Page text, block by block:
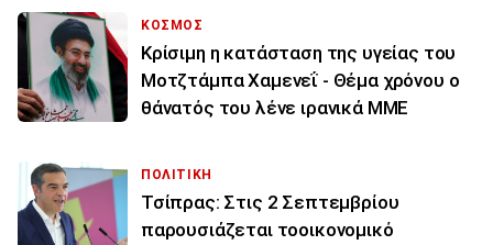
ΚΟΣΜΟΣ
Κρίσιμη η κατάσταση της υγείας του
Μοτζτάμπα Χαμενεΐ - Θέμα χρόνου ο
θάνατός του λένε ιρανικά ΜΜΕ
ΠΟΛΙΤΙΚΗ
Τσίπρας: Στις 2 Σεπτεμβρίου
παρουσιάζεται τοοικονομικό